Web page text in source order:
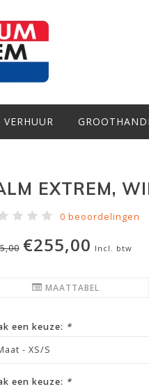
VERHUUR
EXTREM,
0 beoordelingen
€255,00 Incl. btw
MAATTABEL
een keuze: *
- XS/S
een keuze: *